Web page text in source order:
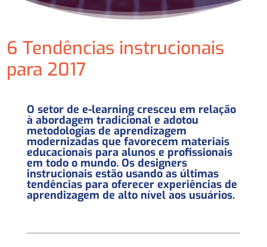
6 Tendências instrucionais
para 2017
O setor de e-learning cresceu em relação
à abordagem tradicional e adotou
metodologias de aprendizagem
modernizadas que favorecem materiais
educacionais para alunos e profissionais
em todo o mundo. Os designers
instrucionais estão usando as últimas
tendências para oferecer experiências de
aprendizagem de alto nível aos usuários.